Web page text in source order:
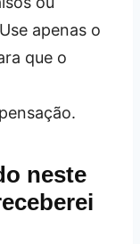
apenas o
que o
neste